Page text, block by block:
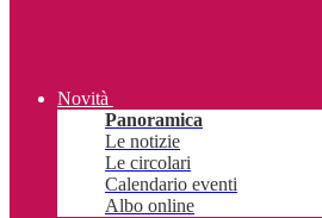
Novità
Panoramica
Le notizie
Le circolari
Calendario eventi
Albo online